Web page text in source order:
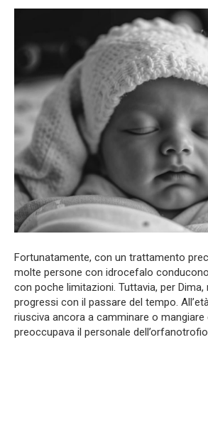
Fortunatamente, con un trattamento
molte persone con idrocefalo
con poche limitazioni. Tuttavia, per
progressi con il passare del tempo.
riusciva ancora a camminare o mangiare
preoccupava il personale